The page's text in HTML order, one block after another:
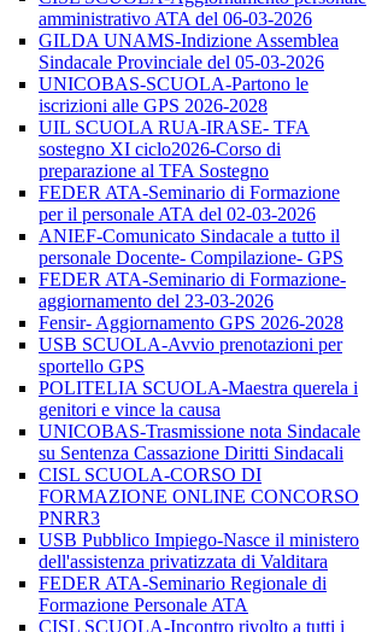
amministrativo ATA del 06-03-2026
GILDA UNAMS-Indizione Assemblea
Sindacale Provinciale del 05-03-2026
UNICOBAS-SCUOLA-Partono le
iscrizioni alle GPS 2026-2028
UIL SCUOLA RUA-IRASE- TFA
sostegno XI ciclo2026-Corso di
preparazione al TFA Sostegno
FEDER ATA-Seminario di Formazione
per il personale ATA del 02-03-2026
ANIEF-Comunicato Sindacale a tutto il
personale Docente- Compilazione- GPS
FEDER ATA-Seminario di Formazione-
aggiornamento del 23-03-2026
Fensir- Aggiornamento GPS 2026-2028
USB SCUOLA-Avvio prenotazioni per
sportello GPS
POLITELIA SCUOLA-Maestra querela i
genitori e vince la causa
UNICOBAS-Trasmissione nota Sindacale
su Sentenza Cassazione Diritti Sindacali
CISL SCUOLA-CORSO DI
FORMAZIONE ONLINE CONCORSO
PNRR3
USB Pubblico Impiego-Nasce il ministero
dell'assistenza privatizzata di Valditara
FEDER ATA-Seminario Regionale di
Formazione Personale ATA
CISL SCUOLA-Incontro rivolto a tutti i